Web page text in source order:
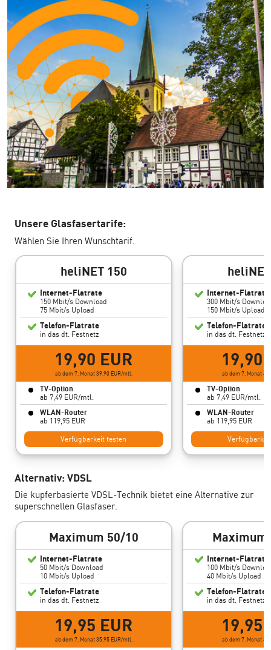
Unsere Glasfasertarife:
Wählen Sie Ihren Wunschtarif.
heliNET 150
Internet-Flatrate
150 Mbit/s Download
75 Mbit/s Upload
Telefon-Flatrate
in das dt. Festnetz
19,90 EUR
ab dem 7. Monat 39,90 EUR/mtl.
TV-Option
ab 7,49 EUR/mtl.
WLAN-Router
ab 119,95 EUR
Verfügbarkeit testen
Internet-Flatrate
300 Mbit/s
150 Mbit/s Upload
Telefon-Flatrate
in das dt. Festnetz
19,90
ab dem 7. Monat
TV-Option
ab 7,49 EUR/mtl.
WLAN-Router
ab 119,95 EUR
Alternativ: VDSL
Die kupferbasierte VDSL-Technik bietet eine Alternative zur
superschnellen Glasfaser.
Maximum 50/10
Internet-Flatrate
50 Mbit/s Download
10 Mbit/s Upload
Telefon-Flatrate
in das dt. Festnetz
19,95 EUR
ab dem 7. Monat 35,95 EUR/mtl.
Maximum
Internet-Flatrate
100 Mbit/s
40 Mbit/s Upload
Telefon-Flatrate
in das dt. Festnetz
19,95
ab dem 7. Monat